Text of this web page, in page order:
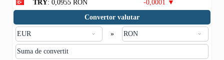
TRY: 0,0955 RON
-0,0001 ▼
Convertor valutar
»